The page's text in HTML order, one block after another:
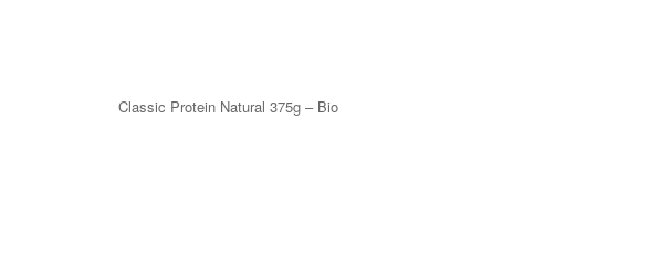
Classic Protein Natural 375g – Bio